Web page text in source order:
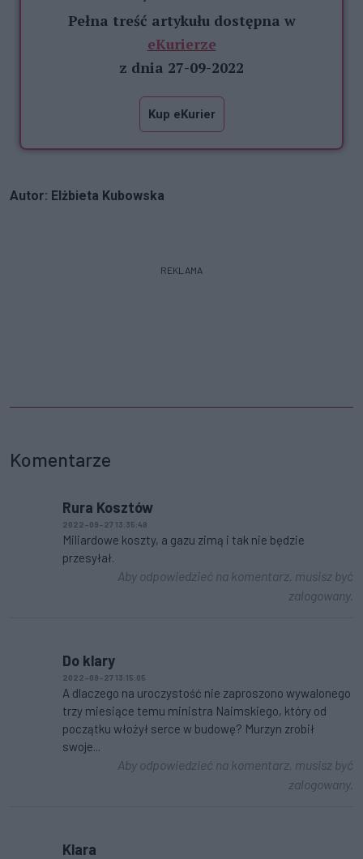
Pełna treść artykułu dostępna w
eKurierze
z dnia 27-09-2022
Kup eKurier
Autor: Elżbieta Kubowska
REKLAMA
Komentarze
Rura Kosztów
2022-09-27 13:35:48
Miliardowe koszty, a gazu zimą i tak nie będzie
przesyłał.
Aby odpowiedzieć na komentarz, musisz być
zalogowany.
Do klary
2022-09-27 13:15:05
A dlaczego na uroczystość nie zaproszono wywalonego
trzy miesiące temu ministra Naimskiego, który od
początku włożył serce w budowę? Murzyn zrobił
swoje...
Aby odpowiedzieć na komentarz, musisz być
zalogowany.
Klara